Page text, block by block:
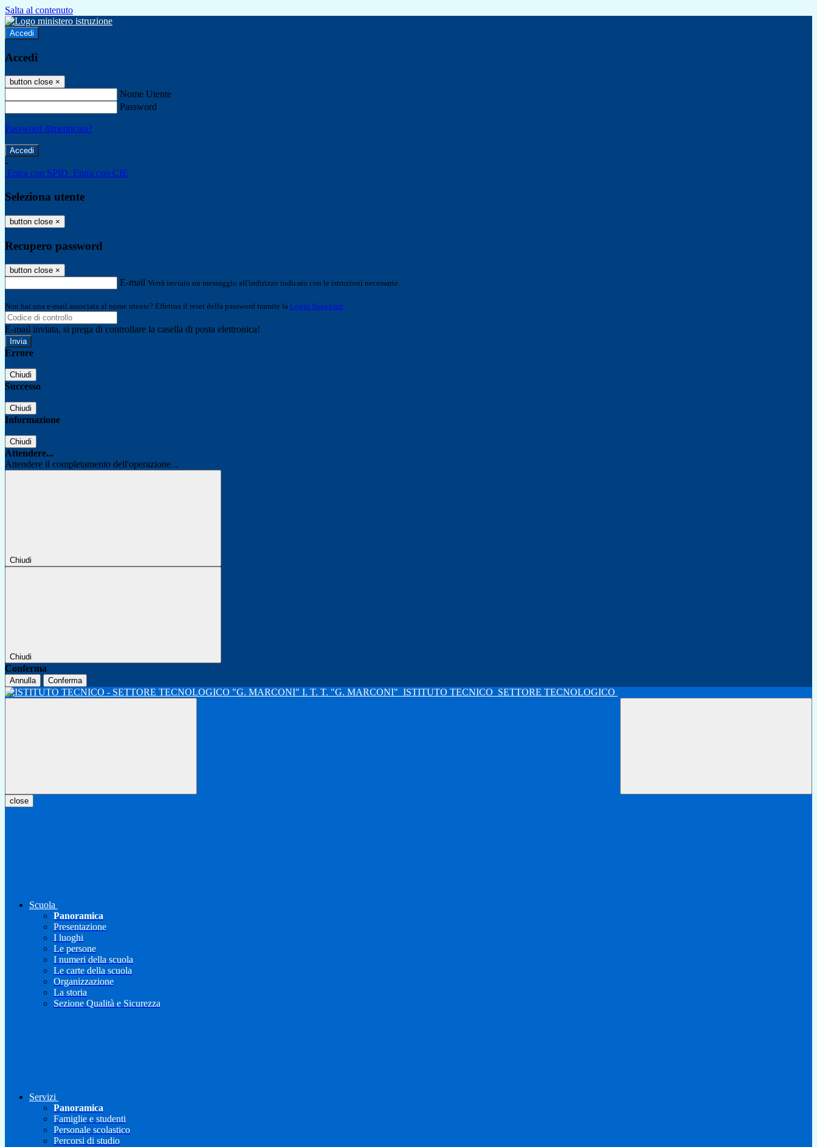
Salta al contenuto
Accedi
Accedi
button close ×
Nome Utente
Password
Password dimenticata?
-
Entra con SPID Entra con CIE
Seleziona utente
button close ×
Recupero password
button close ×
E-mail Verrà inviato un messaggio all'indirizzo indicato con le istruzioni necessarie.
Non hai una e-mail associata al nome utente? Effettua il reset della password tramite la Login Spaggiari
E-mail inviata, si prega di controllare la casella di posta elettronica!
Errore
Chiudi
Successo
Chiudi
Informazione
Chiudi
Attendere...
Attendere il completamento dell'operazione...
Chiudi
Chiudi
Conferma
Annulla Conferma
I. T. T. "G. MARCONI" ISTITUTO TECNICO SETTORE TECNOLOGICO
close
Scuola
Panoramica
Presentazione
I luoghi
Le persone
I numeri della scuola
Le carte della scuola
Organizzazione
La storia
Sezione Qualità e Sicurezza
Servizi
Panoramica
Famiglie e studenti
Personale scolastico
Percorsi di studio